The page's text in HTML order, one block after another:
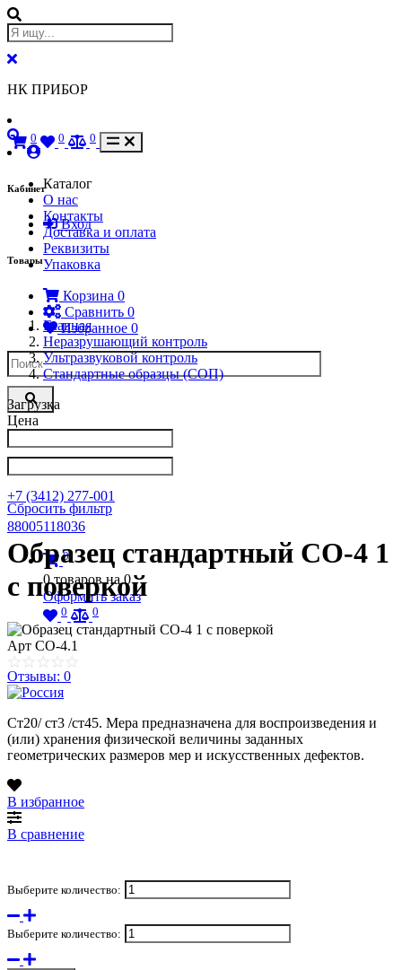
НК ПРИБОР
Кабинет
Вход
Товары
Корзина 0
Сравнить 0
Избранное 0
Написать в Телеграм
+7 (3412) 277-001
88005118036
0
0 товаров на0
Оформить заказ
0 0
0 0 0
Каталог
О нас
Контакты
Доставка и оплата
Реквизиты
Упаковка
Главная
Неразрушающий контроль
Ультразвуковой контроль
Стандартные образцы (СОП)
Загрузка
Цена
Сбросить фильтр
Образец стандартный СО-4 1
с поверкой
Арт СО-4.1
Отзывы: 0
Ст20/ ст3 /ст45. Мера предназначена для воспроизведения и
(или) хранения физической величины заданных
геометрических размеров мер и искусственных дефектов.
В избранное
В сравнение
Выберите количество:
Выберите количество: